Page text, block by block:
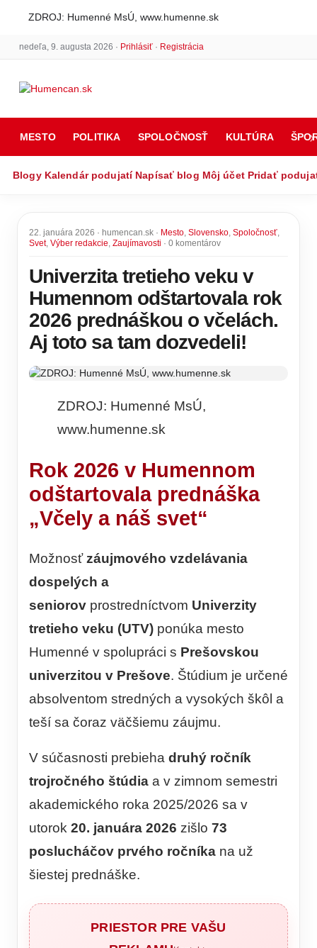
ZDROJ: Humenné MsÚ, www.humenne.sk
nedeľa, 9. augusta 2026 · Prihlásiť· Registrácia
MESTO POLITIKA SPOLOČNOSŤ KULTÚRA
Blogy Kalendár podujatí Napísať blog Môj účet Pridať
22. januára 2026 · humencan.sk · Mesto, Slovensko, Spoločnosť,
Svet, Výber redakcie, Zaujímavosti · 0 komentárov
Univerzita tretieho veku v
Humennom odštartovala rok
2026 prednáškou o včelách.
Aj toto sa tam dozvedeli!
ZDROJ: Humenné MsÚ,
www.humenne.sk
Rok 2026 v Humennom
odštartovala prednáška
„Včely a náš svet“
Možnosťzáujmového vzdelávania
dospelých a
seniorov prostredníctvom Univerzity
tretieho veku (UTV) ponúka mesto
Humenné v spolupráci s Prešovskou
univerzitou v Prešove. Štúdium je určené
absolventom stredných a vysokých škôl a
teší sa čoraz väčšiemu záujmu.
V súčasnosti prebieha druhý ročník
trojročného štúdia a v zimnom semestri
akademického roka 2025/2026 sa v
utorok 20. januára 2026 zišlo 73
poslucháčov prvého ročníka na už
šiestej prednáške.
PRIESTOR PRE VAŠU